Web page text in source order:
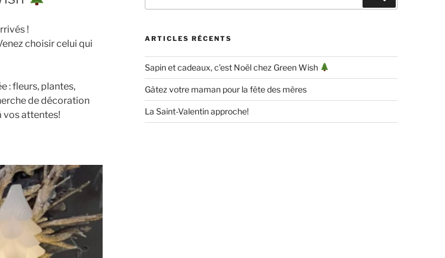
!
choisir celui qui
: fleurs, plantes,
de décoration
vos attentes!
:
ARTICLES RÉCENTS
Sapin et cadeaux, c’est Noël chez Green Wish
Gâtez votre maman pour la fête des mères
La Saint-Valentin approche!